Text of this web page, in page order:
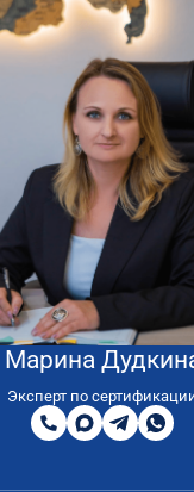
Марина
Эксперт по
8
800
200
51
MAXTelegram